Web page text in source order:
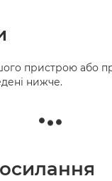
пристрою або
нижче.